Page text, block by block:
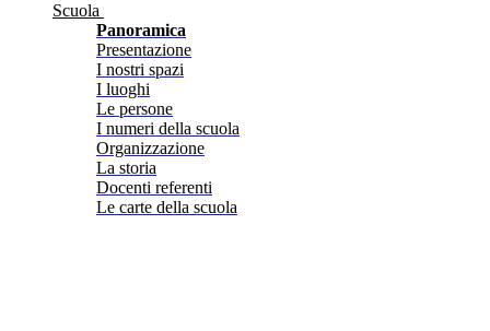
Scuola
Panoramica
Presentazione
I nostri spazi
I luoghi
Le persone
I numeri della scuola
Organizzazione
La storia
Docenti referenti
Le carte della scuola